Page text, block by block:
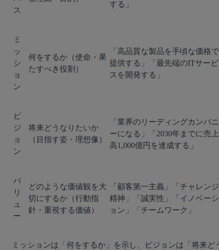
ス
する」
ミ
ッ
シ
ョ
ン
何をするか（使命・果
たすべき役割）
「高品質な製品を手頃な価格で
提供する」「最先端のITサービ
スを開発する」
ビ
ジ
ョ
ン
将来どうなりたいか
（目指す姿・理想像）
「業界のリーディングカンパニ
ーになる」「2030年までに売上
高1,000億円を達成する」
バ
リ
ュ
ー
どのような価値観を大
切にするか（行動指
針・重視する価値）
「顧客第一主義」「チャレンジ
精神」「誠実性」「イノベーシ
ョン」「チームワーク」
ミッションは「何をするか」を示し、ビジョンは「将来ど